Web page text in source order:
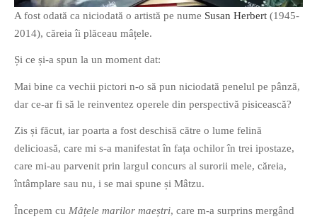
confunda cu dragostea,
cinismul cu idealismul si
DESCARCĂ!
A fost odată ca niciodată o artistă pe nume Susan Herbert (1945-
2014), căreia îi plăceau mâțele.
Și ce și-a spun la un moment dat:
Mai bine ca vechii pictori n-o să pun niciodată penelul pe pânză,
dar ce-ar fi să le reinventez operele din perspectivă pisicească?
Zis și făcut, iar poarta a fost deschisă către o lume felină
delicioasă, care mi s-a manifestat în fața ochilor în trei ipostaze,
care mi-au parvenit prin largul concurs al surorii mele, căreia,
întâmplare sau nu, i se mai spune și Mâtzu.
Începem cu Mâțele marilor maeștri, care m-a surprins mergând